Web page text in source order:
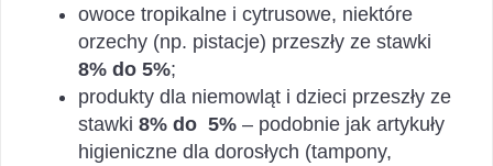
owoce tropikalne i cytrusowe, niektóre
orzechy (np. pistacje) przeszły ze stawki
8% do 5%;
produkty dla niemowląt i dzieci przeszły ze
stawki 8% do 5% – podobnie jak artykuły
higieniczne dla dorosłych (tampony,